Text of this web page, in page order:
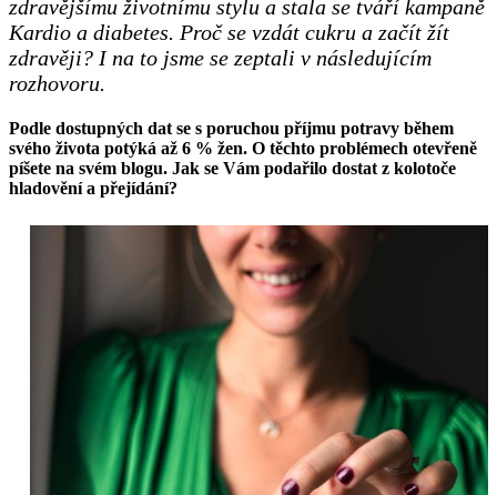
zdravějšímu životnímu stylu a stala se tváří kampaně
Kardio a diabetes. Proč se vzdát cukru a začít žít
zdravěji? I na to jsme se zeptali v následujícím
rozhovoru.
Podle dostupných dat se s poruchou příjmu potravy během
svého života potýká až 6 % žen. O těchto problémech otevřeně
píšete na svém blogu. Jak se Vám podařilo dostat z kolotoče
hladovění a přejídání?